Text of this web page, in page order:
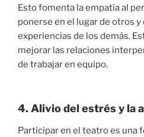
Esto fomenta la empatía al
ponerse en el lugar de otros
experiencias de los demás.
mejorar las relaciones
de trabajar en equipo.
4. Alivio del estrés y la
Participar en el teatro es una